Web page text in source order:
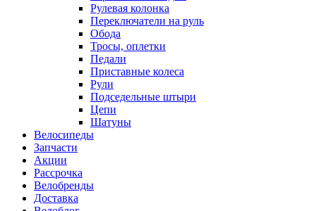
Рулевая колонка
Переключатели на руль
Обода
Тросы, оплетки
Педали
Приставные колеса
Рули
Подседельные штыри
Цепи
Шатуны
Велосипеды
Запчасти
Акции
Рассрочка
Велобренды
Доставка